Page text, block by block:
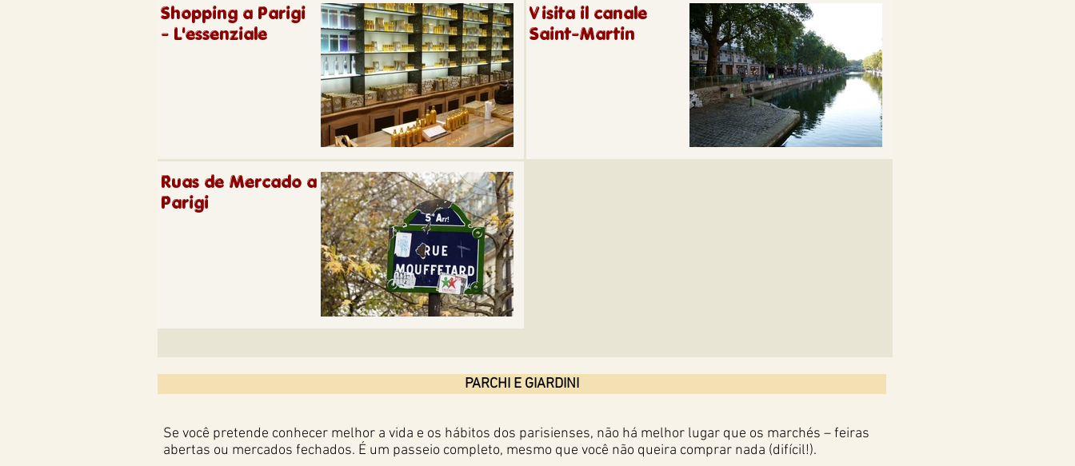
Shopping a Parigi
- L'essenziale
Visita il canale
Saint-Martin
Ruas de Mercado a
Parigi
PARCHI E GIARDINI
Se você pretende conhecer melhor a vida e os hábitos dos parisienses, não há melhor lugar que os marchés – feiras
abertas ou mercados fechados. É um passeio completo, mesmo que você não queira comprar nada (difícil!).